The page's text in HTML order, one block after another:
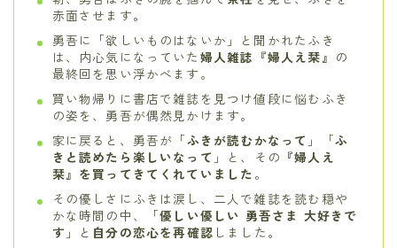
赤面させます。
勇吾に「欲しいものはないか」と聞かれたふき
は、内心気になっていた 婦人雑誌『婦人え栞』 の
最終回を思い浮かべます。
買い物帰りに書店で雑誌を見つけ値段に悩むふき
の姿を、勇吾が偶然見かけます。
家に戻ると、勇吾が「ふきが読むかなって 」「ふ
きと読めたら楽しいなって 」と、その 『婦人え
栞』を買ってきてくれていました 。
その優しさにふきは涙し、二人で雑誌を読む穏や
かな時間の中、「優しい優しい 勇吾さま 大好きで
す 」と 自分の恋心を再確認 しました。